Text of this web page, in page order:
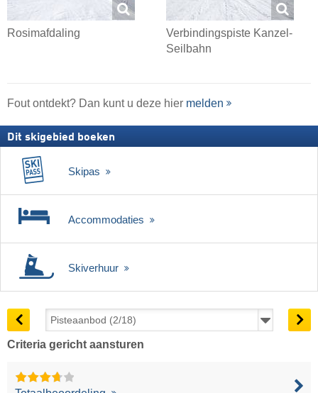
Rosimafdaling
Verbindingspiste Kanzel-
Seilbahn
Fout ontdekt? Dan kunt u deze hier melden
Dit skigebied boeken
Skipas
Accommodaties
Skiverhuur
Criteria gericht aansturen